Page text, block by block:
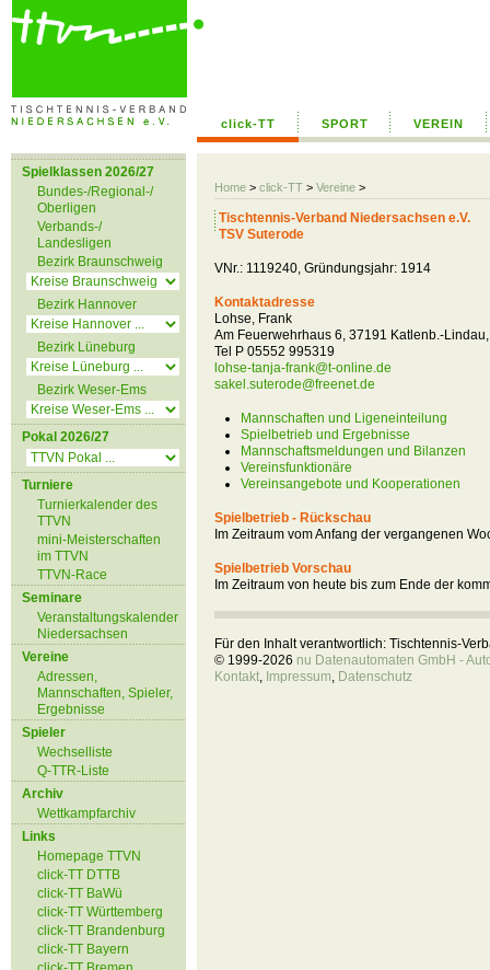
click-TT SPORT VEREIN
Home > click-TT > Vereine >
Spielklassen 2026/27
Bundes-/Regional-/
Oberligen
Verbands-/
Landesligen
Bezirk Braunschweig
Bezirk Hannover
Bezirk Lüneburg
Bezirk Weser-Ems
Pokal 2026/27
Turniere
Turnierkalender des
TTVN
mini-Meisterschaften
im TTVN
TTVN-Race
Seminare
Veranstaltungskalender
Niedersachsen
Vereine
Adressen,
Mannschaften, Spieler,
Ergebnisse
Spieler
Wechselliste
Q-TTR-Liste
Archiv
Wettkampfarchiv
Links
Homepage TTVN
click-TT DTTB
click-TT BaWü
click-TT Württemberg
click-TT Brandenburg
click-TT Bayern
Tischtennis-Verband Niedersachsen e.V.
TSV Suterode
VNr.: 1119240, Gründungsjahr: 1914
Kontaktadresse
Lohse, Frank
Am Feuerwehrhaus 6, 37191 Katlenb.-
Tel P 05552 995319
lohse-tanja-frank@t-online.de
sakel.suterode@freenet.de
Mannschaften und Ligeneinteilung
Spielbetrieb und Ergebnisse
Mannschaftsmeldungen und Bilanzen
Vereinsfunktionäre
Vereinsangebote und Kooperationen
Spielbetrieb - Rückschau
Im Zeitraum vom Anfang der vergangenen
Spielbetrieb Vorschau
Im Zeitraum von heute bis zum Ende der
Für den Inhalt verantwortlich: Tischtennis-
© 1999-2026 nu Datenautomaten GmbH -
Kontakt, Impressum, Datenschutz